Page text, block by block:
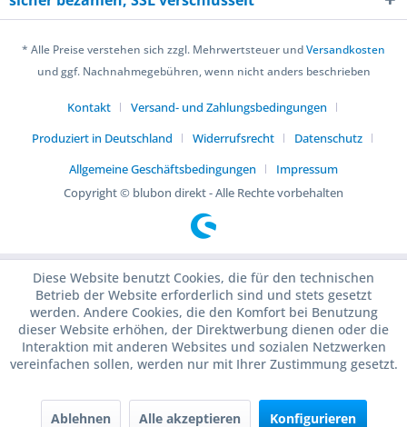
* Alle Preise verstehen sich zzgl. Mehrwertsteuer undVersandkosten
und ggf. Nachnahmegebühren, wenn nicht anders beschrieben
Kontakt
Versand- und Zahlungsbedingungen
Produziert in Deutschland
Widerrufsrecht
Datenschutz
Allgemeine Geschäftsbedingungen
Impressum
Copyright © blubon direkt - Alle Rechte vorbehalten
Diese Website benutzt Cookies, die für den technischen
Betrieb der Website erforderlich sind und stets gesetzt
werden. Andere Cookies, die den Komfort bei Benutzung
dieser Website erhöhen, der Direktwerbung dienen oder die
Interaktion mit anderen Websites und sozialen Netzwerken
vereinfachen sollen, werden nur mit Ihrer Zustimmung gesetzt.
Ablehnen Alle akzeptieren Konfigurieren